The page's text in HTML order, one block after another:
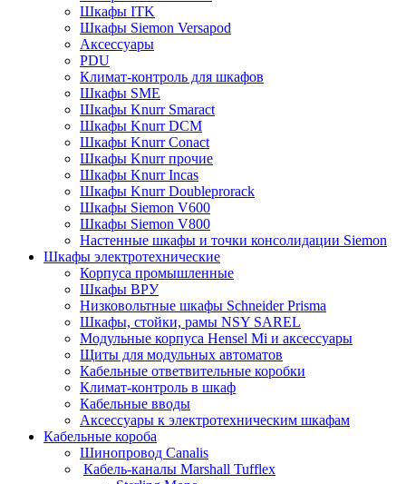
Шкафы ITK
Шкафы Siemon Versapod
Аксессуары
PDU
Климат-контроль для шкафов
Шкафы SME
Шкафы Knurr Smaract
Шкафы Knurr DCM
Шкафы Knurr Conact
Шкафы Knurr прочие
Шкафы Knurr Incas
Шкафы Knurr Doubleprorack
Шкафы Siemon V600
Шкафы Siemon V800
Настенные шкафы и точки консолидации Siemon
Шкафы электротехнические
Корпуса промышленные
Шкафы ВРУ
Низковольтные шкафы Schneider Prisma
Шкафы, стойки, рамы NSY SAREL
Модульные корпуса Hensel Mi и аксессуары
Щиты для модульных автоматов
Кабельные ответвительные коробки
Климат-контроль в шкаф
Кабельные вводы
Аксессуары к электротехническим шкафам
Кабельные короба
Шинопровод Canalis
Кабель-каналы Marshall Tufflex